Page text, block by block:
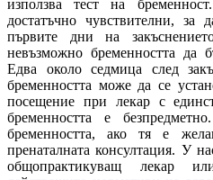
използва тест на
достатъчно чувствителни,
първите дни на
невъзможно бременността да
Едва около седмица след
бременността може да се
посещение при лекар с
бременността е
бременността, ако тя е
пренаталната консултация. У
общопрактикуващ лекар